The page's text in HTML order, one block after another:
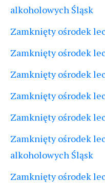
alkoholowych Śląsk
Zamknięty ośrodek
Zamknięty ośrodek
Zamknięty ośrodek
Zamknięty ośrodek
Zamknięty ośrodek
Zamknięty ośrodek
alkoholowych Śląsk
Zamknięty ośrodek